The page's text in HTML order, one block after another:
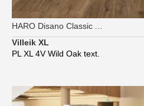
HARO Disano Classic Aqua
Villeik XL
PL XL 4V Wild Oak text.